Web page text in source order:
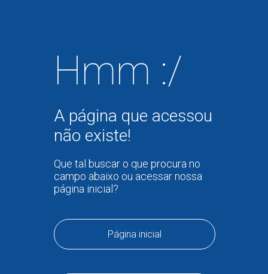
Hmm :/
A página que acessou
não existe!
Que tal buscar o que procura no
campo abaixo ou acessar nossa
página inicial?
Página inicial